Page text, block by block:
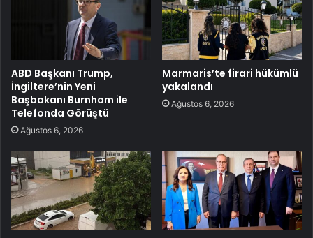
ABD Başkanı Trump,
İngiltere’nin Yeni
Başbakanı Burnham ile
Telefonda Görüştü
Ağustos 6, 2026
Marmaris’te firari hükümlü
yakalandı
Ağustos 6, 2026